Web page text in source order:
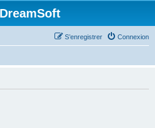
Connexion
S’enregistrer